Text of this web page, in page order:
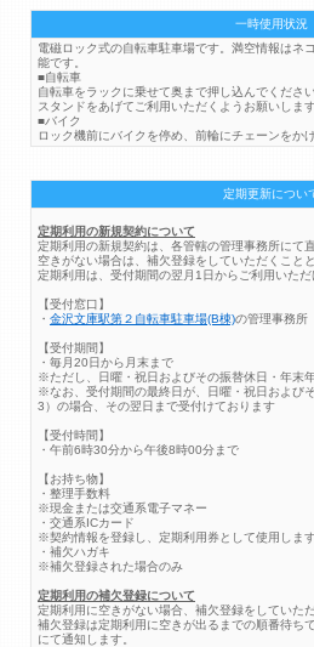
一時使用状況
電磁ロック式の自転車駐車場です。満空情報はネ
能です。
■自転車
自転車をラックに乗せて奥まで押し込んでください
スタンドをあげてご利用いただくようお願いします
■バイク
ロック機前にバイクを停め、前輪にチェーンをか
定期更新につい
定期利用の新規契約について
定期利用の新規契約は、各管轄の管理事務所にて
空きがない場合は、補欠登録をしていただくこと
定期利用は、受付期間の翌月1日からご利用いただ
【受付窓口】
・ 金沢文庫駅第２自転車駐車場(B棟)の管理事務所
【受付期間】
・毎月20日から月末まで
※ただし、日曜・祝日およびその振替休日・年末
※なお、受付期間の最終日が、日曜・祝日および
3）の場合、その翌日まで受付けております
【受付時間】
・午前6時30分から午後8時00分まで
【お持ち物】
・整理手数料
※現金または交通系電子マネー
・交通系ICカード
※契約情報を登録し、定期利用券として使用しま
・補欠ハガキ
※補欠登録された場合のみ
定期利用の補欠登録について
定期利用に空きがない場合、補欠登録をしていただ
補欠登録は定期利用に空きが出るまでの順番待ち
にて通知します。